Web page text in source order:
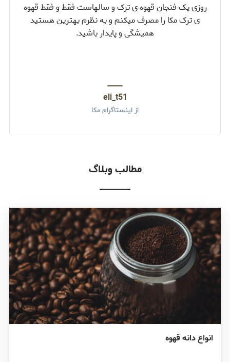
روزی یک فنجان قهوه ی ترک و سالهاست فقط و فقط قهوه
ی ترک مکا را مصرف میکنم و به نظرم بهترین هستید
همیشگی و پایدار باشید.
eli_t51
از اینستاگرام مکا
مطالب وبلاگ
انواع دانه قهوه